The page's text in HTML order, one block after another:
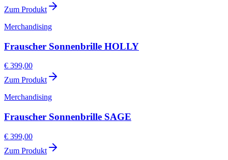
Zum Produkt
Merchandising
Frauscher Sonnenbrille HOLLY
€ 399,00
Zum Produkt
Merchandising
Frauscher Sonnenbrille SAGE
€ 399,00
Zum Produkt